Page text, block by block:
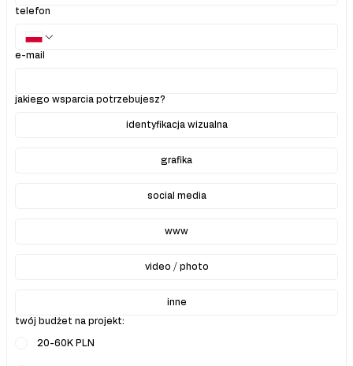
telefon
e-mail
jakiego wsparcia potrzebujesz?
identyfikacja wizualna
grafika
social media
www
video / photo
inne
twój budżet na projekt:
20-60K PLN